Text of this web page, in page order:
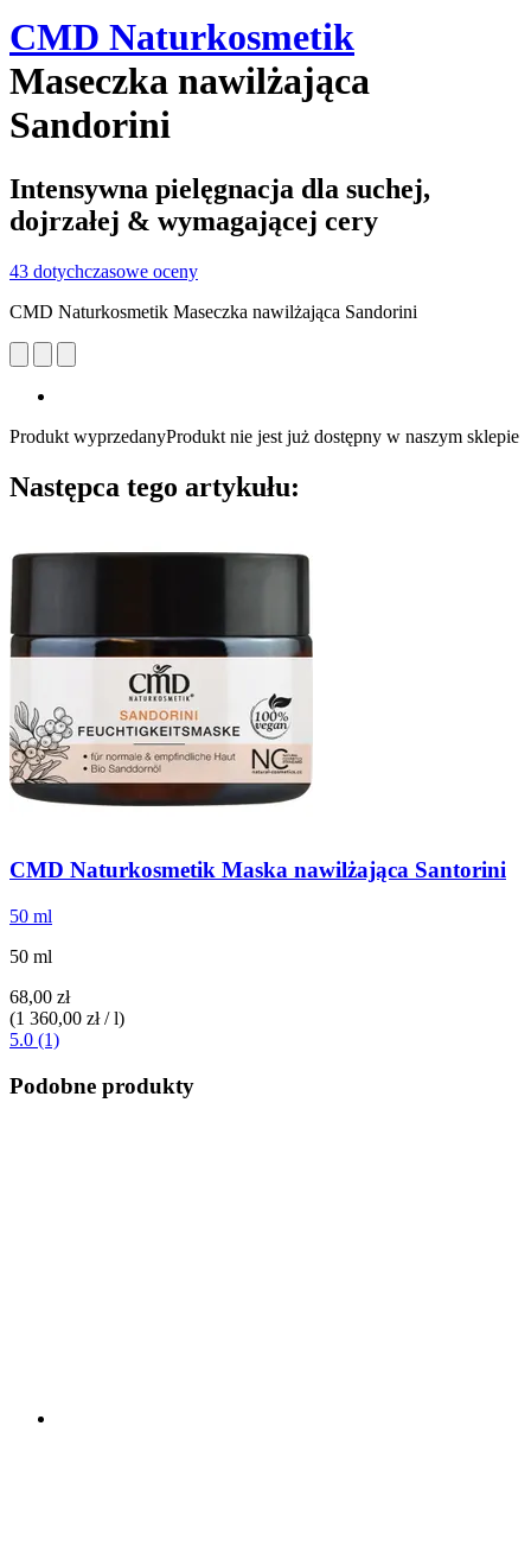
CMD Naturkosmetik
Maseczka nawilżająca
Sandorini
Intensywna pielęgnacja dla suchej,
dojrzałej & wymagającej cery
43 dotychczasowe oceny
CMD Naturkosmetik Maseczka nawilżająca Sandorini
Produkt wyprzedanyProdukt nie jest już dostępny w naszym sklepie
Następca tego artykułu:
CMD Naturkosmetik Maska nawilżająca Santorini
50 ml
50 ml
68,00 zł
(1 360,00 zł / l)
5.0 (1)
Podobne produkty